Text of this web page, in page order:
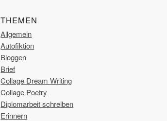
THEMEN
Allgemein
Autofiktion
Bloggen
Brief
Collage Dream Writing
Collage Poetry
Diplomarbeit schreiben
Erinnern